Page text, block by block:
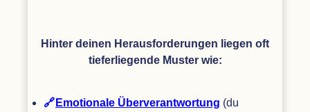
Hin­ter dei­nen Her­aus­for­de­run­gen lie­gen oft
tie­fer­lie­gende Mus­ter wie:
Emo­tio­nale Über­ver­ant­wor­tung (du